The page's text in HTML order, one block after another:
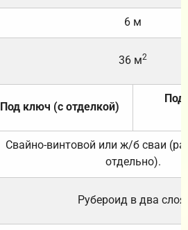
6 м
36 м2
Под ключ (с отделкой)
Под
Свайно-винтовой или ж/б сваи
отдельно).
Рубероид в два слоя.